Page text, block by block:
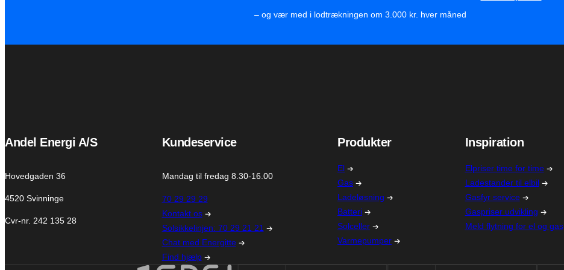
– og vær med i lodtrækningen om 3.000 kr. hver måned
Andel Energi A/S
Hovedgaden 36
4520 Svinninge
Cvr-nr. 242 135 28
Kundeservice
Mandag til fredag 8.30-16.00
70 29 29 29
Kontakt os
Solsikkelinjen: 70 29 21 21
Chat med Energitte
Find hjælp
Produkter
El
Gas
Ladeløsning
Batteri
Solceller
Varmepumper
Inspiration
Elpriser time for time
Ladestander til elbil
Gasfyr service
Gaspriser udvikling
Meld flytning for el og gas